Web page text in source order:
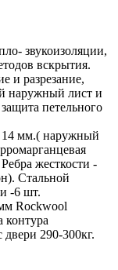
звукоизоляции,
вскрытия.
и разрезание,
наружный лист и
петельного
14 мм.( наружный
жесткости -
Стальной
-6 шт.
Rockwool
контура
290-300кг.